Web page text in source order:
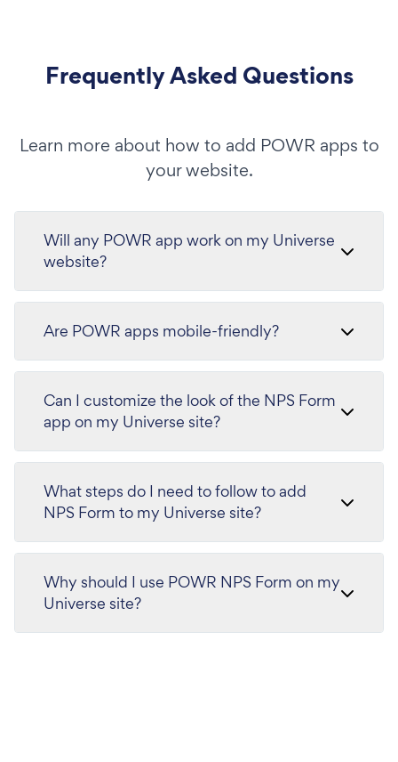
Frequently Asked Questions
Learn more about how to add POWR apps to
your website.
Will any POWR app work on my Universe
website?
Are POWR apps mobile-friendly?
Can I customize the look of the NPS Form
app on my Universe site?
What steps do I need to follow to add
NPS Form to my Universe site?
Why should I use POWR NPS Form on my
Universe site?